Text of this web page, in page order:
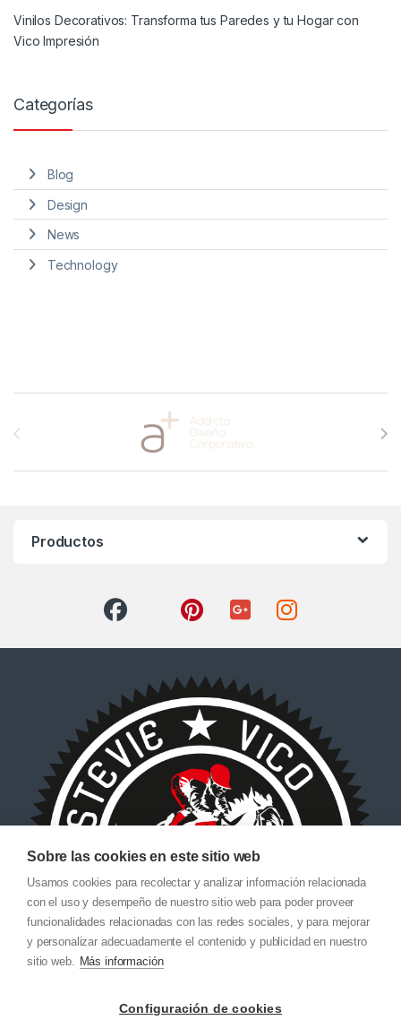
Vinilos Decorativos: Transforma tus Paredes y tu Hogar con
Vico Impresión
Categorías
Blog
Design
News
Technology
Brands Carousel
Productos
Sobre las cookies en este sitio web
Usamos cookies para recolectar y analizar información relacionada
con el uso y desempeño de nuestro sitio web para poder proveer
funcionalidades relacionadas con las redes sociales, y para mejorar
y personalizar adecuadamente el contenido y publicidad en nuestro
sitio web. Más información
Configuración de cookies